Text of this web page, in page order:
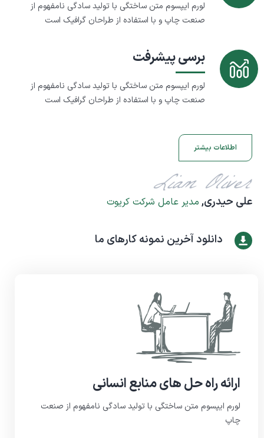
لورم ایپسوم متن ساختگی با تولید سادگی نامفهوم از
صنعت چاپ و با استفاده از طراحان گرافیک است
برسی پیشرفت
لورم ایپسوم متن ساختگی با تولید سادگی نامفهوم از
صنعت چاپ و با استفاده از طراحان گرافیک است
اطلاعات بیشتر
علی حیدری, مدیر عامل شرکت کریوت
دانلود آخرین نمونه کارهای ما
ارائه راه حل های منابع انسانی
لورم ایپسوم متن ساختگی با تولید سادگی نامفهوم از صنعت
چاپ